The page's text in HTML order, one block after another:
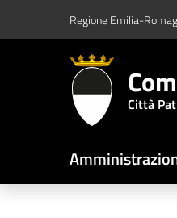
Vai al contenuto principale
Vai al footerRegione Emilia-
Città